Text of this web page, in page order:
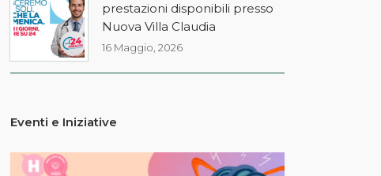
prestazioni disponibili presso
Nuova Villa Claudia
16 Maggio, 2026
Eventi e Iniziative